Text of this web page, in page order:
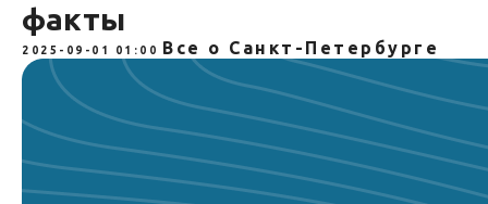
факты
2025-09-01 01:00 Все о Санкт-Петербурге